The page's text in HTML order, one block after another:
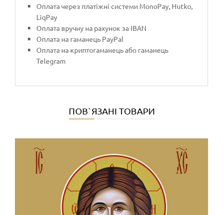
Оплата через платіжні системи MonoPay, Hutko,
LiqPay
Оплата вручну на рахунок за IBAN
Оплата на гаманець PayPal
Оплата на криптогаманець або гаманець
Telegram
ПОВ`ЯЗАНІ ТОВАРИ